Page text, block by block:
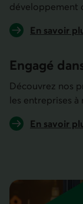
développement
En savoir
Engagé
Découvrez nos
les entreprises à
En savoir